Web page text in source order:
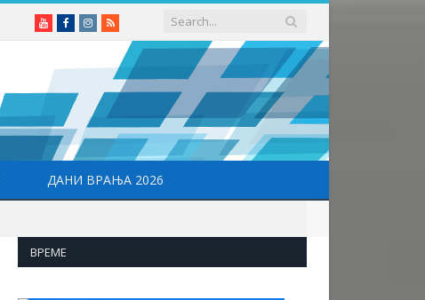
YoutubeFacebookInstagram
RSS
ДАНИ ВРАЊА 2026
ВРЕМЕ